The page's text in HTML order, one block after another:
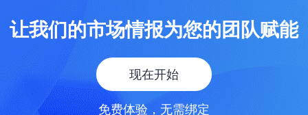
让我们的市场情报为您的团队赋能
现在开始
免费体验，无需绑定